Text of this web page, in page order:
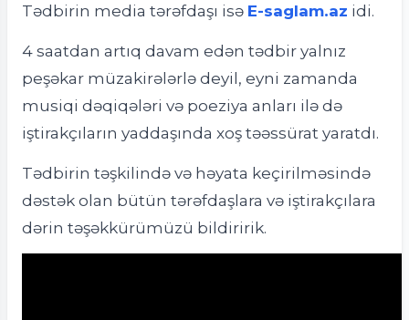
Tədbirin media tərəfdaşı isə E-saglam.az idi.
4 saatdan artıq davam edən tədbir yalnız
peşəkar müzakirələrlə deyil, eyni zamanda
musiqi dəqiqələri və poeziya anları ilə də
iştirakçıların yaddaşında xoş təəssürat yaratdı.
Tədbirin təşkilində və həyata keçirilməsində
dəstək olan bütün tərəfdaşlara və iştirakçılara
dərin təşəkkürümüzü bildiririk.